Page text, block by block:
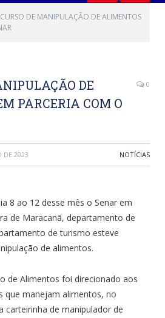
CURSO DE MANIPULAÇÃO DE ALIMENTOS
DE
PARCERIA COM O
0
DE 2023 NOTÍCIAS
8 ao 12 desse mês o Senar em
de Maracanã, departamento de
de turismo esteve
de alimentos.
de Alimentos foi direcionado aos
que manejam alimentos, no
carteirinha de manipulador de